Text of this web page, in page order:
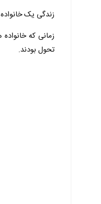
زندگی یک
زمانی که
تحول بودند.